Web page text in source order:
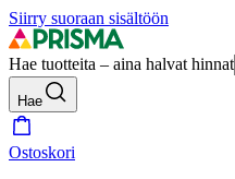
Siirry suoraan sisältöön
Hae tuotteita – aina halvat hinnat
Hae
Ostoskori